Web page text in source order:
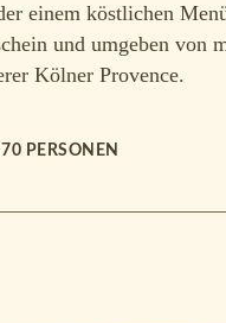
einem köstlichen
und umgeben
Kölner Provence.
PERSONEN